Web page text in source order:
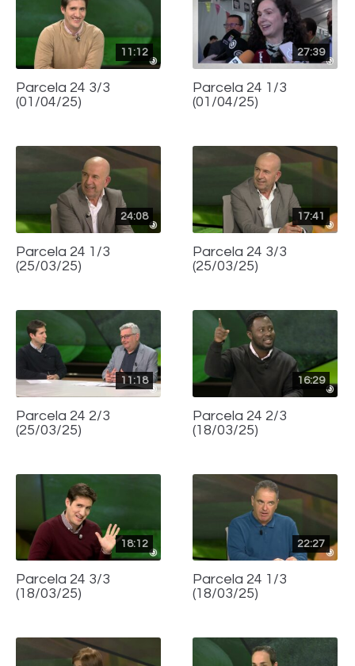
11:12
Parcela 24 3/3
(01/04/25)
27:39
Parcela 24 1/3
(01/04/25)
24:08
Parcela 24 1/3
(25/03/25)
17:41
Parcela 24 3/3
(25/03/25)
11:18
Parcela 24 2/3
(25/03/25)
16:29
Parcela 24 2/3
(18/03/25)
18:12
Parcela 24 3/3
(18/03/25)
22:27
Parcela 24 1/3
(18/03/25)